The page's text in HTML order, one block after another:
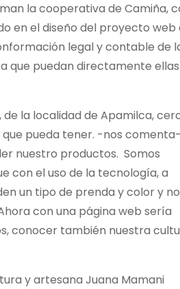
la cooperativa de Camiña,
en el diseño del proyecto web
legal y contable de
que puedan directamente ellas
la localidad de Apamilca,
que pueda tener. -nos
nuestro productos. Somos
con el uso de la tecnología, a
un tipo de prenda y color y
con una página web sería
conocer también nuestra
y artesana Juana Mamani